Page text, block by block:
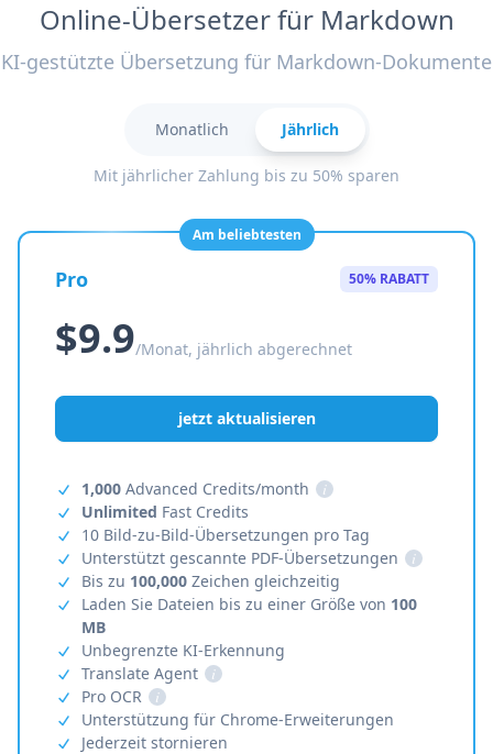
Online-Übersetzer für Markdown
KI-gestützte Übersetzung für Markdown-Dokumente
Monatlich Jährlich
Mit jährlicher Zahlung bis zu 50% sparen
Am beliebtesten
Pro 50% RABATT
$9.9/Monat, jährlich abgerechnet
jetzt aktualisieren
1,000 Advanced Credits/month
i
Unlimited Fast Credits
10 Bild-zu-Bild-Übersetzungen pro Tag
Unterstützt gescannte PDF-Übersetzungen
i
Bis zu 100,000 Zeichen gleichzeitig
Laden Sie Dateien bis zu einer Größe von 100
MB
Unbegrenzte KI-Erkennung
Translate Agent
i
Pro OCR
i
Unterstützung für Chrome-Erweiterungen
Jederzeit stornieren